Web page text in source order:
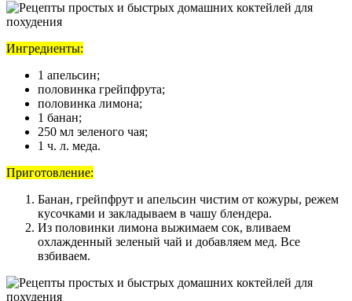
Ингредиенты:
1 апельсин;
половинка грейпфрута;
половинка лимона;
1 банан;
250 мл зеленого чая;
1 ч. л. меда.
Приготовление:
Банан, грейпфрут и апельсин чистим от кожуры, режем
кусочками и закладываем в чашу блендера.
Из половинки лимона выжимаем сок, вливаем
охлажденный зеленый чай и добавляем мед. Все
взбиваем.